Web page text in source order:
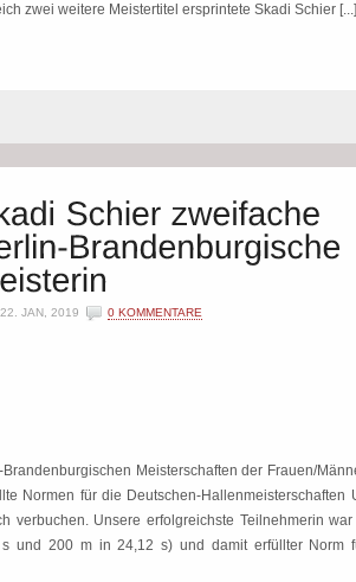
zwei weitere Meistertitel ersprintete Skadi Schier [...]
22. JAN, 2019 0 KOMMENTARE
Meisterschaften der Frauen/
Normen für die Deutschen-Hallenmeisterschaften
verbuchen. Unsere erfolgreichste Teilnehmerin war
und 200 m in 24,12 s) und damit erfüllter Norm